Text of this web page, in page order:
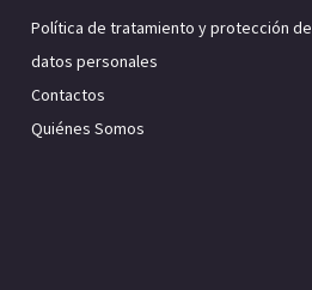
Política de tratamiento y protección de
datos personales
Contactos
Quiénes Somos